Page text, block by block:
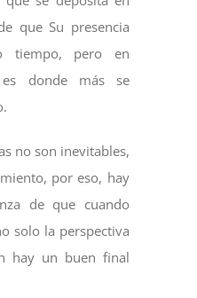
que Su presencia
tiempo, pero en
es donde más se
no son inevitables,
por eso, hay
de que cuando
solo la perspectiva
hay un buen final